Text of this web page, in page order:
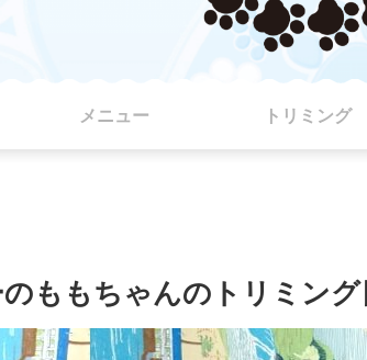
メニュー トリミング
ももちゃんのトリミング